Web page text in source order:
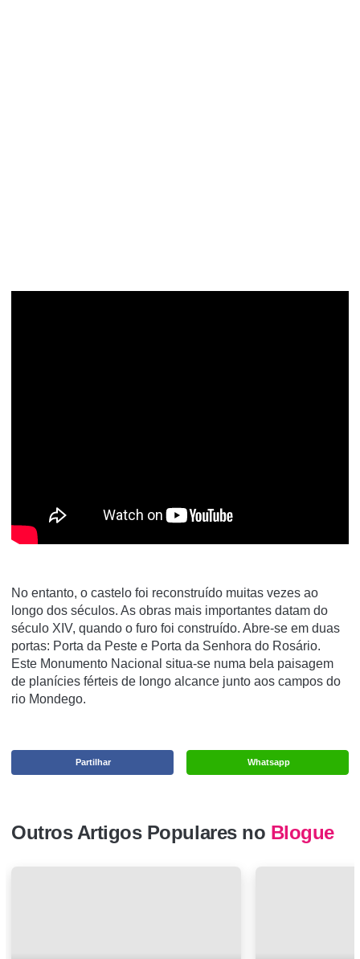
No entanto, o castelo foi reconstruído muitas vezes ao
longo dos séculos. As obras mais importantes datam do
século XIV, quando o furo foi construído. Abre-se em duas
portas: Porta da Peste e Porta da Senhora do Rosário.
Este Monumento Nacional situa-se numa bela paisagem
de planícies férteis de longo alcance junto aos campos do
rio Mondego.
Whatsapp
Partilhar
Outros Artigos Populares no Blogue